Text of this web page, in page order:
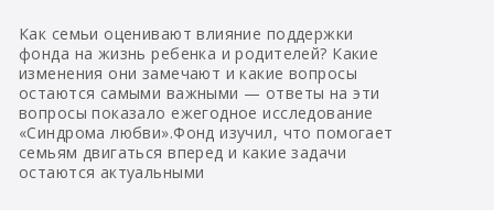
Как семьи оценивают влияние поддержки
фонда на жизнь ребенка и родителей? Какие
изменения они замечают и какие вопросы
остаются самыми важными — ответы на эти
вопросы показало ежегодное исследование
«Синдрома любви».Фонд изучил, что помогает
семьям двигаться вперед и какие задачи
остаются актуальными